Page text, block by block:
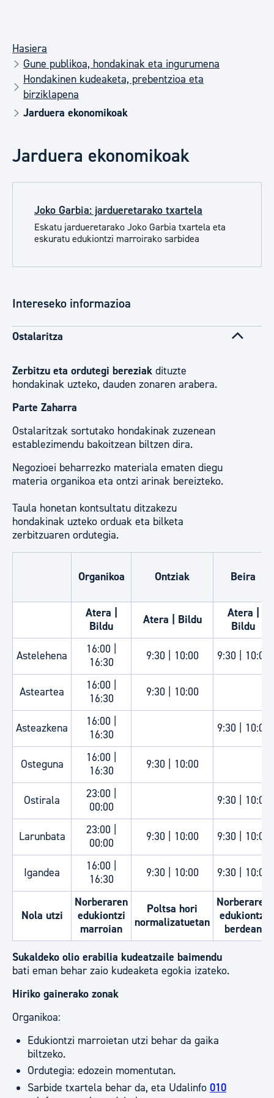
Hasiera
Gune publikoa, hondakinak eta ingurumena
Hondakinen kudeaketa, prebentzioa eta
birziklapena
Jarduera ekonomikoak
Jarduera ekonomikoak
Joko Garbia: jardueretarako txartela
Eskatu jardueretarako Joko Garbia txartela eta
eskuratu edukiontzi marroirako sarbidea
Intereseko informazioa
Ostalaritza
Zerbitzu eta ordutegi bereziak dituzte
hondakinak uzteko, dauden zonaren arabera.
Parte Zaharra
Ostalaritzak sortutako hondakinak zuzenean
establezimendu bakoitzean biltzen dira.
Negozioei beharrezko materiala ematen diegu
materia organikoa eta ontzi arinak bereizteko.
Taula honetan kontsultatu ditzakezu
hondakinak uzteko orduak eta bilketa
zerbitzuaren ordutegia.
Organikoa Ontziak Beira
Atera |
Bildu
Atera | Bildu
Atera |
Bildu
Astelehena
16:00 |
16:30
9:30 | 10:00 9:30 | 10:00
Asteartea
16:00 |
16:30
9:30 | 10:00
Asteazkena
16:00 |
16:30
9:30 | 10:00
Osteguna
16:00 |
16:30
9:30 | 10:00
Ostirala
23:00 |
00:00
9:30 | 10:00
Larunbata
23:00 |
00:00
9:30 | 10:00 9:30 | 10:00
Igandea
16:00 |
16:30
9:30 | 10:00 9:30 | 10:00
Nola utzi
Norberaren
edukiontzi
marroian
Poltsa hori
normalizatuetan
Norberaren
edukiontzi
berdean
Sukaldeko olio erabilia kudeatzaile baimendu
bati eman behar zaio kudeaketa egokia izateko.
Hiriko gainerako zonak
Organikoa:
Edukiontzi marroietan utzi behar da gaika
biltzeko.
Ordutegia: edozein momentutan.
Sarbide txartela behar da, eta Udalinfo 010